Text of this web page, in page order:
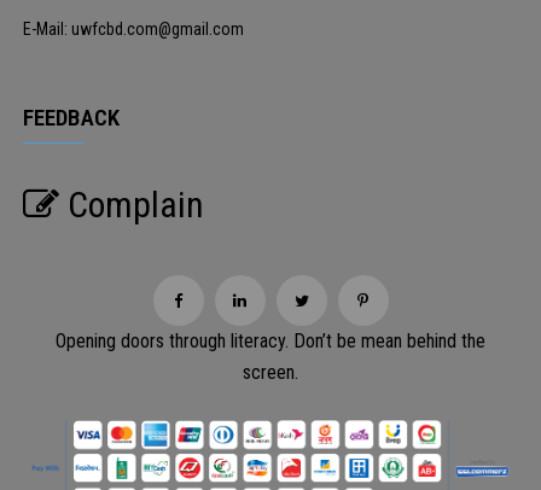
E-Mail: uwfcbd.com@gmail.com
FEEDBACK
Complain
Opening doors through literacy. Don’t be mean behind the
screen.